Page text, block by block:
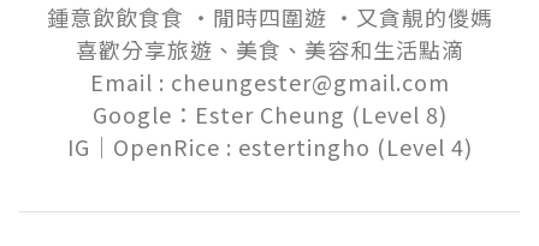
鍾意飲飲食食 ‧閒時四圍遊 ‧又貪靚的儍媽
喜歡分享旅遊、美食、美容和生活點滴
Email : cheungester@gmail.com
Google：Ester Cheung (Level 8)